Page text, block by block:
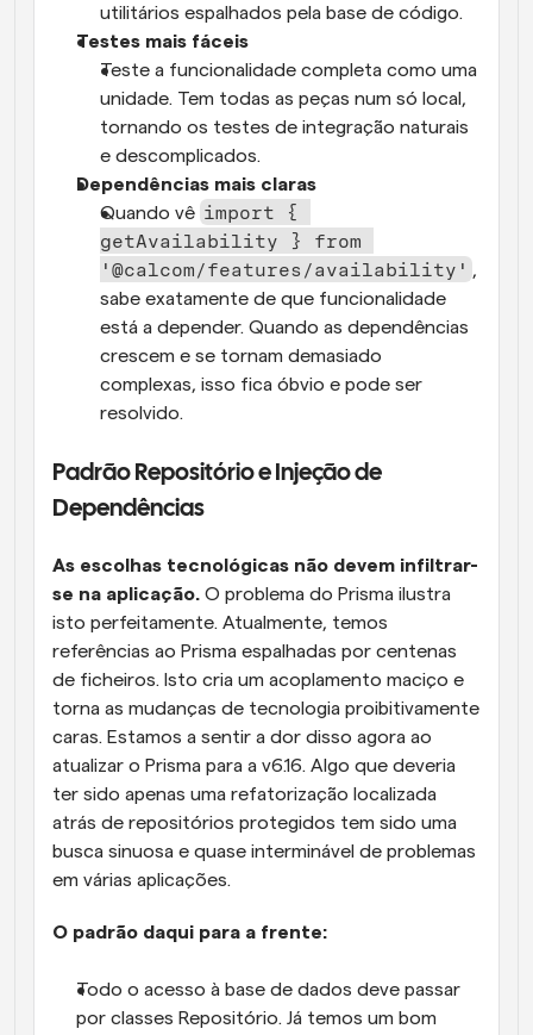
utilitários espalhados pela base de código.
Testes mais fáceis
Teste a funcionalidade completa como uma
unidade. Tem todas as peças num só local,
tornando os testes de integração naturais
e descomplicados.
Dependências mais claras
Quando vê import {
getAvailability } from
'@calcom/features/availability' ,
sabe exatamente de que funcionalidade
está a depender. Quando as dependências
crescem e se tornam demasiado
complexas, isso fica óbvio e pode ser
resolvido.
Padrão Repositório e Injeção de
Dependências
As escolhas tecnológicas não devem infiltrar-
se na aplicação. O problema do Prisma ilustra
isto perfeitamente. Atualmente, temos
referências ao Prisma espalhadas por centenas
de ficheiros. Isto cria um acoplamento maciço e
torna as mudanças de tecnologia proibitivamente
caras. Estamos a sentir a dor disso agora ao
atualizar o Prisma para a v6.16. Algo que deveria
ter sido apenas uma refatorização localizada
atrás de repositórios protegidos tem sido uma
busca sinuosa e quase interminável de problemas
em várias aplicações.
O padrão daqui para a frente:
Todo o acesso à base de dados deve passar
por classes Repositório. Já temos um bom